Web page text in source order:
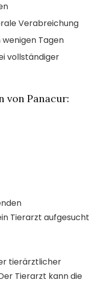
Verabreichung
Tagen
vollständiger
von Panacur:
Tierarzt aufgesucht
tierärztlicher
Tierarzt kann die